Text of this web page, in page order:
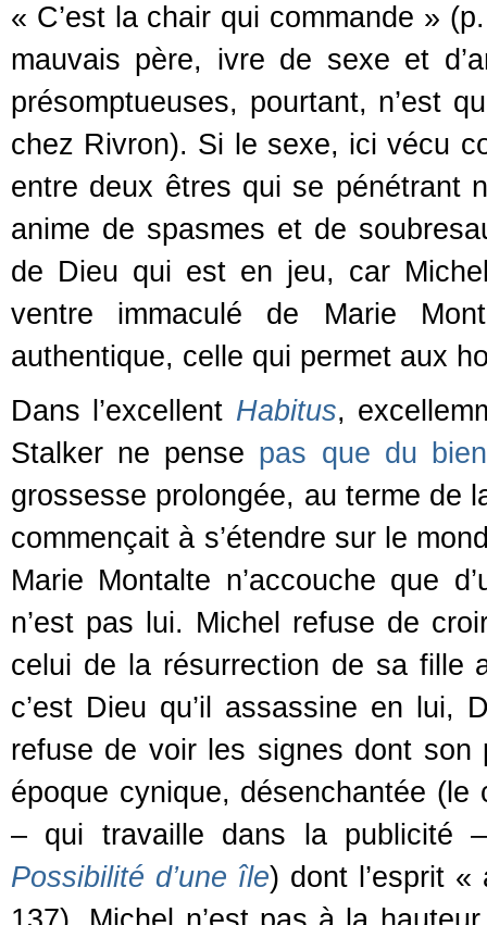
« C’est la chair qui commande »
mauvais père, ivre de sexe et
présomptueuses, pourtant, n’est
chez Rivron). Si le sexe, ici vécu
entre deux êtres qui se pénétrant
anime de spasmes et de
de Dieu qui est en jeu, car
ventre immaculé de Marie
authentique, celle qui permet aux
Dans l’excellent Habitus,
Stalker ne pense pas que du bien
grossesse prolongée, au terme de
commençait à s’étendre sur le
Marie Montalte n’accouche que
n’est pas lui. Michel refuse de
celui de la résurrection de sa fille
c’est Dieu qu’il assassine en lui,
refuse de voir les signes dont son
époque cynique, désenchantée
– qui travaille dans la publicité
Possibilité d’une île) dont l’esprit